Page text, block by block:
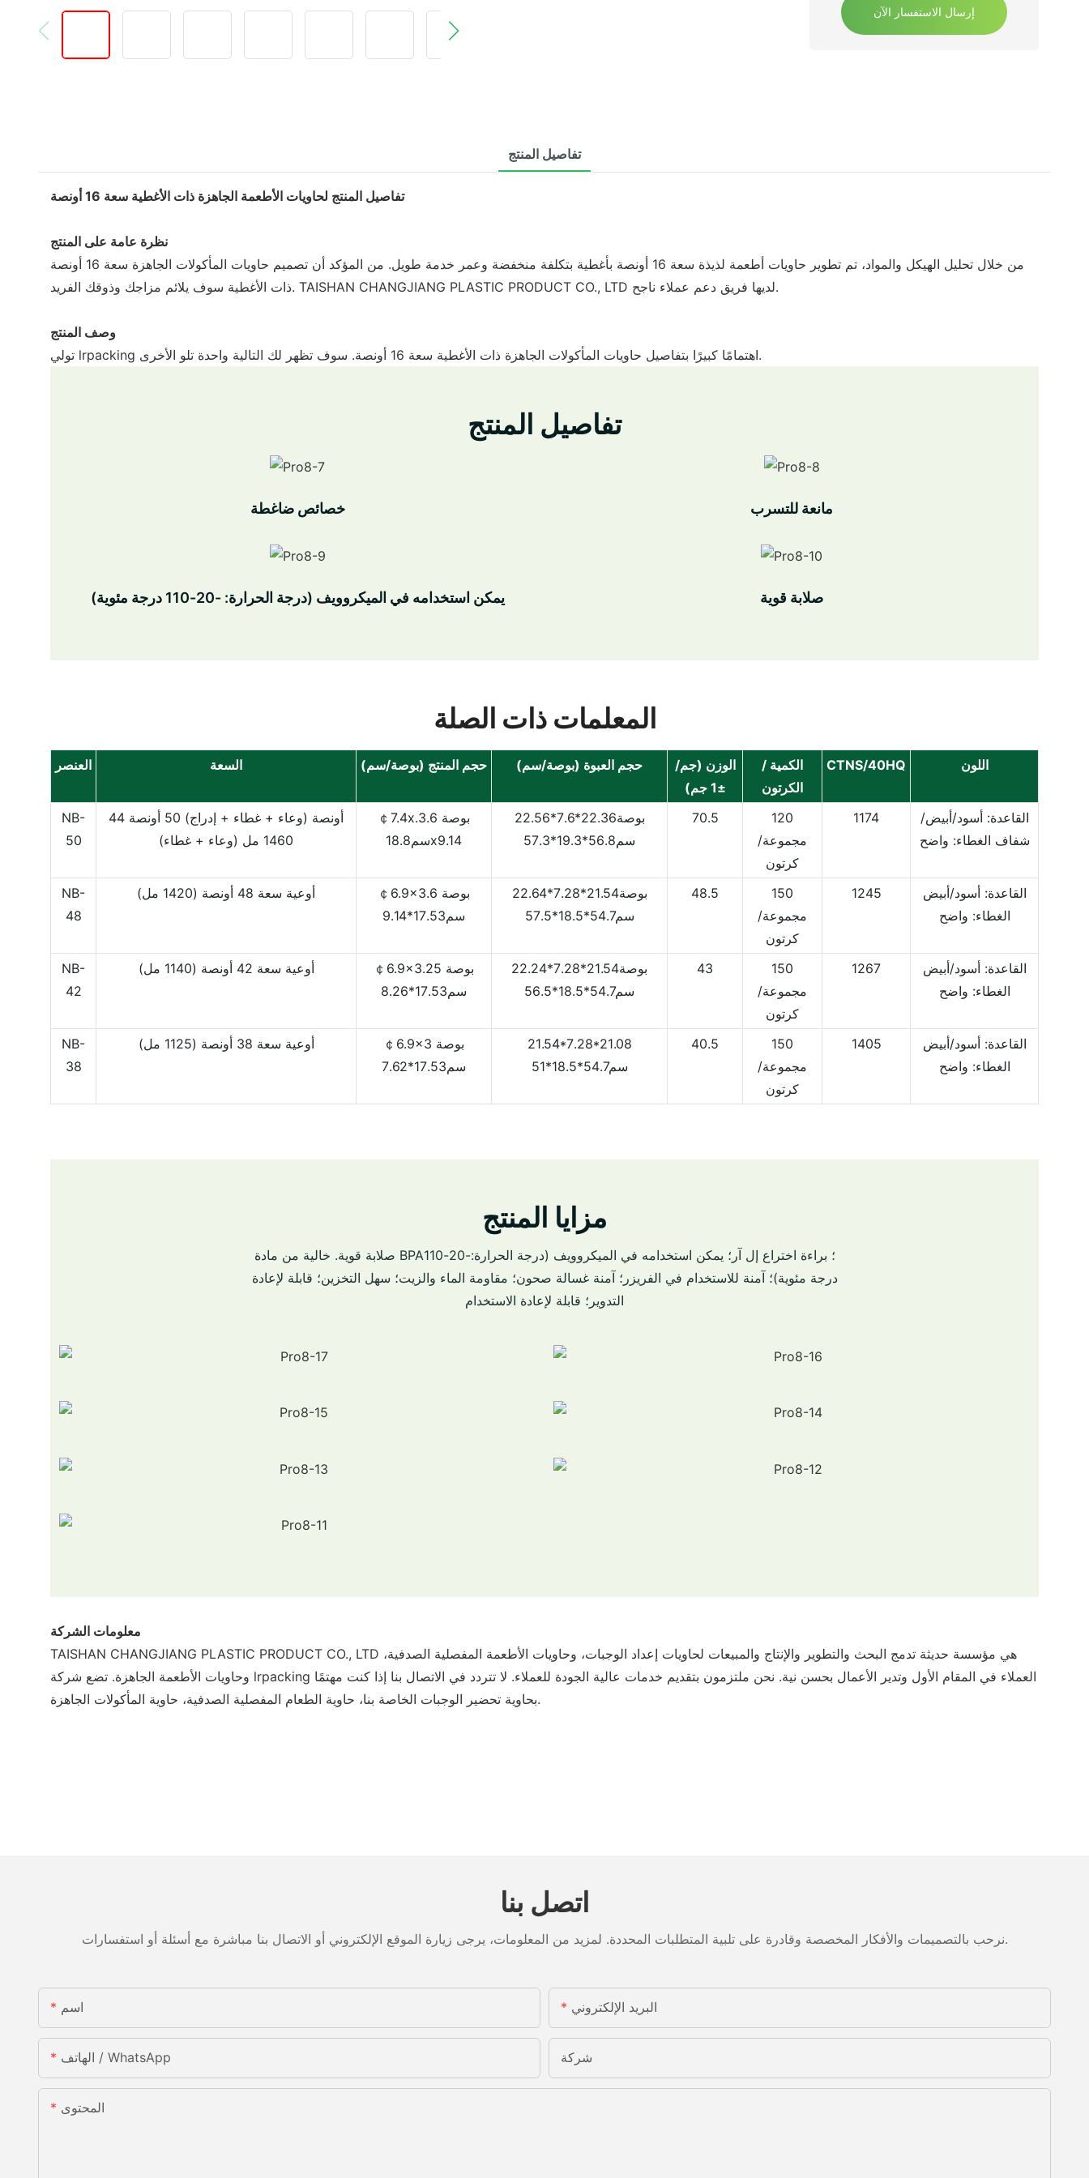
إرسال الاستفسار الآن
تفاصيل المنتج
تفاصيل المنتج لحاويات الأطعمة الجاهزة ذات الأغطية سعة 16 أونصة
نظرة عامة على المنتج
من خلال تحليل الهيكل والمواد، تم تطوير حاويات أطعمة لذيذة سعة 16 أونصة بأغطية بتكلفة منخفضة وعمر خدمة طويل. من المؤكد أن تصميم حاويات المأكولات الجاهزة سعة 16 أونصة
ذات الأغطية سوف يلائم مزاجك وذوقك الفريد. TAISHAN CHANGJIANG PLASTIC PRODUCT CO., LTD لديها فريق دعم عملاء ناجح.
وصف المنتج
تولي lrpacking اهتمامًا كبيرًا بتفاصيل حاويات المأكولات الجاهزة ذات الأغطية سعة 16 أونصة. سوف تظهر لك التالية واحدة تلو الأخرى.
تفاصيل المنتج
خصائص ضاغطة مانعة للتسرب
يمكن استخدامه في الميكروويف (درجة الحرارة: -20-110 درجة مئوية) صلابة قوية
المعلمات ذات الصلة
العنصر السعة حجم المنتج (بوصة/سم) حجم العبوة (بوصة/سم)
الوزن (جم/
±1 جم)
الكمية /
الكرتون
CTNS/40HQ اللون
NB-
50
44 أونصة (وعاء + غطاء + إدراج)
50 أونصة
1460 مل (وعاء + غطاء)
￠7.4x.3.6 بوصة
سم18.8x9.14
بوصة22.36*7.6*22.56
سم56.8*19.3*57.3
70.5
120
مجموعة/
كرتون
1174
القاعدة: أسود/أبيض/
شفاف الغطاء: واضح
NB-
48
أوعية سعة 48 أونصة (1420 مل)
￠6.9x3.6 بوصة
سم17.53*9.14
بوصة21.54*7.28*22.64
سم54.7*18.5*57.5
48.5
150
مجموعة/
كرتون
1245
القاعدة: أسود/أبيض
الغطاء: واضح
NB-
42
أوعية سعة 42 أونصة (1140 مل)
￠6.9x3.25 بوصة
سم17.53*8.26
بوصة21.54*7.28*22.24
سم54.7*18.5*56.5
43
150
مجموعة/
كرتون
1267
القاعدة: أسود/أبيض
الغطاء: واضح
NB-
38
أوعية سعة 38 أونصة (1125 مل)
￠6.9x3 بوصة
سم17.53*7.62
21.54*7.28*21.08
سم54.7*18.5*51
40.5
150
مجموعة/
كرتون
1405
القاعدة: أسود/أبيض
الغطاء: واضح
مزايا المنتج
صلابة قوية. خالية من مادة BPA؛ براءة اختراع إل آر؛ يمكن استخدامه في الميكروويف (درجة الحرارة:-20-110
درجة مئوية)؛ آمنة للاستخدام في الفريزر؛ آمنة غسالة صحون؛ مقاومة الماء والزيت؛ سهل التخزين؛ قابلة لإعادة
التدوير؛ قابلة لإعادة الاستخدام
معلومات الشركة
TAISHAN CHANGJIANG PLASTIC PRODUCT CO., LTD هي مؤسسة حديثة تدمج البحث والتطوير والإنتاج والمبيعات لحاويات إعداد الوجبات، وحاويات الأطعمة المفصلية الصدفية،
وحاويات الأطعمة الجاهزة. تضع شركة lrpacking العملاء في المقام الأول وتدير الأعمال بحسن نية. نحن ملتزمون بتقديم خدمات عالية الجودة للعملاء. لا تتردد في الاتصال بنا إذا كنت مهتمًا
بحاوية تحضير الوجبات الخاصة بنا، حاوية الطعام المفصلية الصدفية، حاوية المأكولات الجاهزة.
اتصل بنا
نرحب بالتصميمات والأفكار المخصصة وقادرة على تلبية المتطلبات المحددة. لمزيد من المعلومات، يرجى زيارة الموقع الإلكتروني أو الاتصال بنا مباشرة مع أسئلة أو استفسارات.
اسم البريد الإلكتروني
الهاتف / WhatsApp شركة
المحتوى